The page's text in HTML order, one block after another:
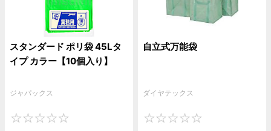
スタンダード ポリ袋 45Lタ
イプ カラー【10個入り】
ジャパックス
自立式万能袋
ダイヤテックス